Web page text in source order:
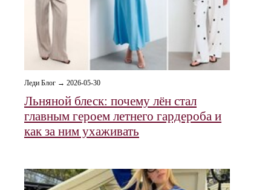
Леди Блог → 2026-05-30
Льняной блеск: почему лён стал
главным героем летнего гардероба и
как за ним ухаживать